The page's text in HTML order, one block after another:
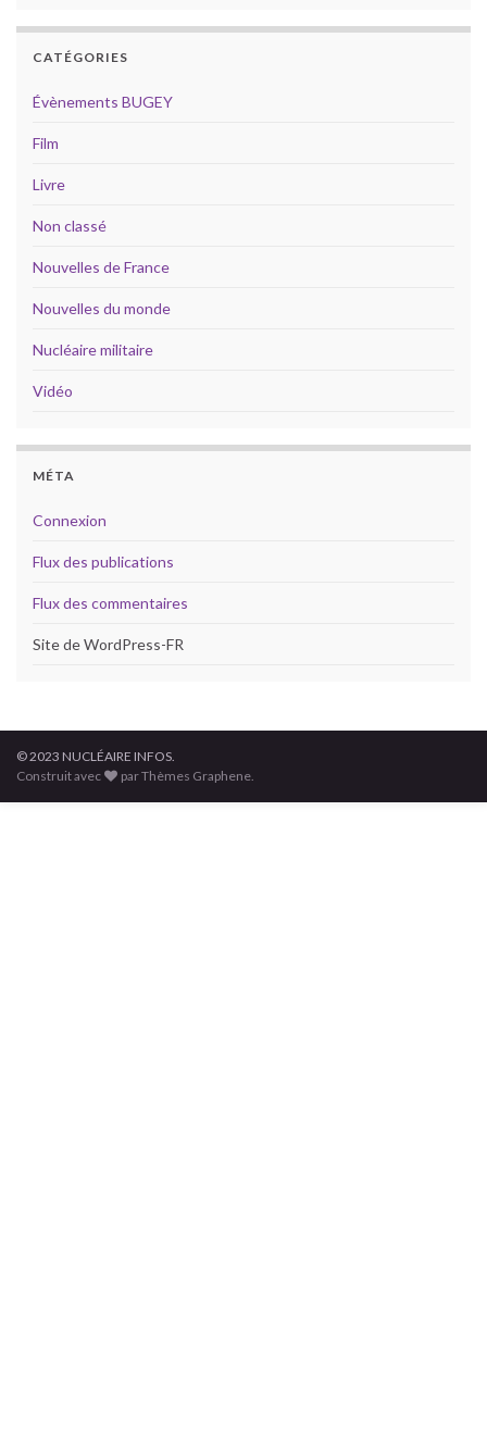
CATÉGORIES
Évènements BUGEY
Film
Livre
Non classé
Nouvelles de France
Nouvelles du monde
Nucléaire militaire
Vidéo
MÉTA
Connexion
Flux des publications
Flux des commentaires
Site de WordPress-FR
© 2023 NUCLÉAIRE INFOS.
Construit avec
par Thèmes Graphene.